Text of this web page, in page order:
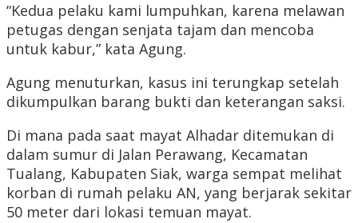
“Kedua pelaku kami lumpuhkan, karena melawan
petugas dengan senjata tajam dan mencoba
untuk kabur,” kata Agung.
Agung menuturkan, kasus ini terungkap setelah
dikumpulkan barang bukti dan keterangan saksi.
Di mana pada saat mayat Alhadar ditemukan di
dalam sumur di Jalan Perawang, Kecamatan
Tualang, Kabupaten Siak, warga sempat melihat
korban di rumah pelaku AN, yang berjarak sekitar
50 meter dari lokasi temuan mayat.